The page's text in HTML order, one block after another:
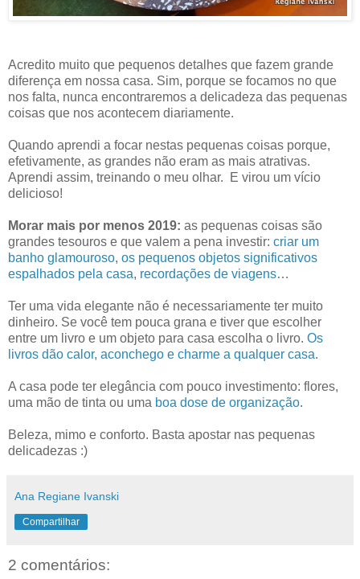
Acredito muito que pequenos detalhes que fazem grande
diferença em nossa casa. Sim, porque se focamos no que
nos falta, nunca encontraremos a delicadeza das pequenas
coisas que nos acontecem diariamente.
Quando aprendi a focar nestas pequenas coisas porque,
efetivamente, as grandes não eram as mais atrativas.
Aprendi assim, treinando o meu olhar. E virou um vício
delicioso!
Morar mais por menos 2019: as pequenas coisas são
grandes tesouros e que valem a pena investir: criar um
banho glamouroso, os pequenos objetos significativos
espalhados pela casa, recordações de viagens…
Ter uma vida elegante não é necessariamente ter muito
dinheiro. Se você tem pouca grana e tiver que escolher
entre um livro e um objeto para casa escolha o livro. Os
livros dão calor, aconchego e charme a qualquer casa.
A casa pode ter elegância com pouco investimento: flores,
uma mão de tinta ou uma boa dose de organização.
Beleza, mimo e conforto. Basta apostar nas pequenas
delicadezas :)
Ana Regiane Ivanski
Compartilhar
2 comentários: